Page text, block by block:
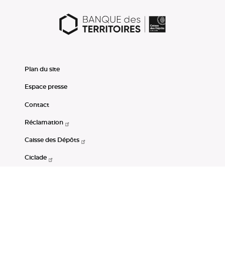
Plan du site
Espace presse
Contact
Réclamation
Caisse des Dépôts
Ciclade